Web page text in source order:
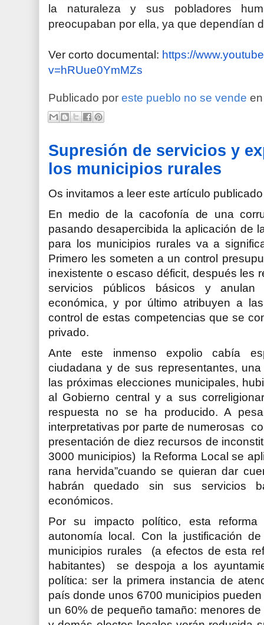
la naturaleza y sus pobladores
preocupaban por ella, ya que dependían
Ver corto documental: https://
v=hRUue0YmMZs
Publicado por este pueblo no se vende
Supresión de servicios y
los municipios rurales
Os invitamos a leer este artículo
En medio de la cacofonía de una
pasando desapercibida la aplicación de
para los municipios rurales va a
Primero les someten a un control
inexistente o escaso déficit, después les
servicios públicos básicos y
económica, y por último atribuyen a
control de estas competencias que se
privado.
Ante este inmenso expolio cabía
ciudadana y de sus representantes,
las próximas elecciones municipales,
al Gobierno central y a sus
respuesta no se ha producido. A
interpretativas por parte de numerosas
presentación de diez recursos de
3000 municipios) la Reforma Local se
rana hervida”cuando se quieran dar
habrán quedado sin sus servicios
económicos.
Por su impacto político, esta
autonomía local. Con la justificación
municipios rurales (a efectos de esta
habitantes) se despoja a los
política: ser la primera instancia de
país donde unos 6700 municipios
un 60% de pequeño tamaño: menores